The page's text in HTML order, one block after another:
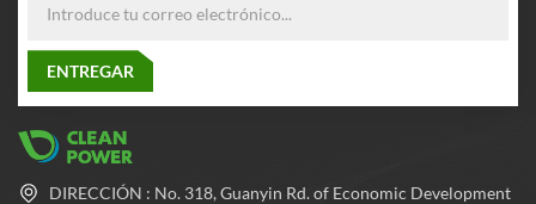
DIRECCIÓN : No. 318, Guanyin Rd. of Economic Development